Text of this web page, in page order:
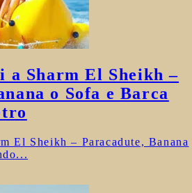
a Sharm El Sheikh –
o Sofa e Barca
El Sheikh – Paracadute, Banana